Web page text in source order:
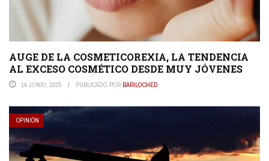
AUGE DE LA COSMETICOREXIA, LA TENDENCIA
AL EXCESO COSMÉTICO DESDE MUY JÓVENES
14 JUNIO, 2025 PUBLICADO POR BARILOCHED
OPINIÓN